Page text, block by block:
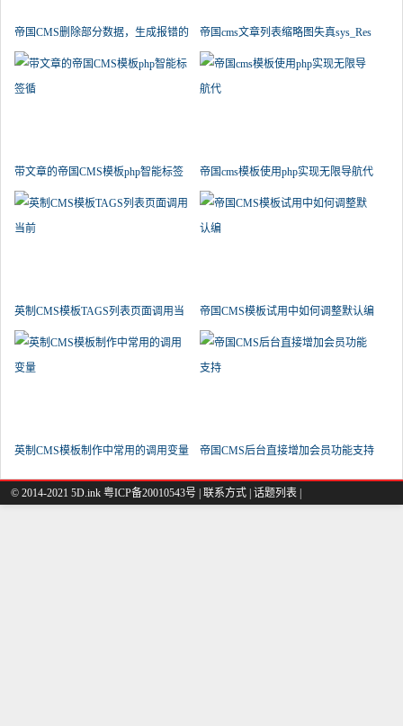
帝国CMS删除部分数据，生成报错的
解
帝国cms文章列表缩略图失真sys_Res
带文章的帝国CMS模板php智能标签
循
帝国cms模板使用php实现无限导航代
英制CMS模板TAGS列表页面调用当
前
帝国CMS模板试用中如何调整默认编
英制CMS模板制作中常用的调用变量 帝国CMS后台直接增加会员功能支持
© 2014-2021 5D.ink 粤ICP备20010543号 联系方式 话题列表